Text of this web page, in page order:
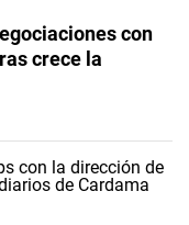
con
crece la